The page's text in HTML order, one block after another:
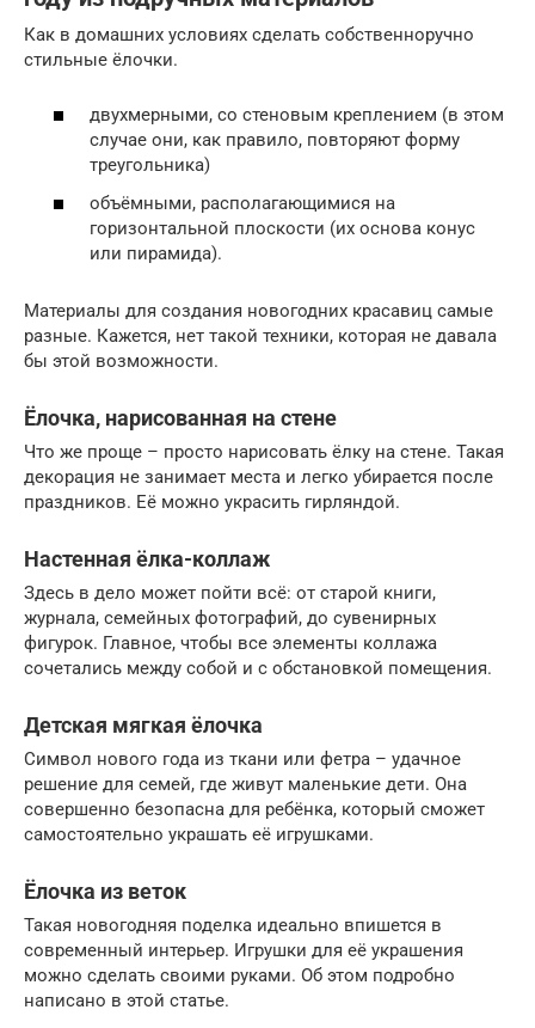
Как в домашних условиях сделать собственноручно
стильные ёлочки.
двухмерными, со стеновым креплением (в этом
случае они, как правило, повторяют форму
треугольника)
объёмными, располагающимися на
горизонтальной плоскости (их основа конус
или пирамида).
Материалы для создания новогодних красавиц самые
разные. Кажется, нет такой техники, которая не давала
бы этой возможности.
Ёлочка, нарисованная на стене
Что же проще – просто нарисовать ёлку на стене. Такая
декорация не занимает места и легко убирается после
праздников. Её можно украсить гирляндой.
Настенная ёлка-коллаж
Здесь в дело может пойти всё: от старой книги,
журнала, семейных фотографий, до сувенирных
фигурок. Главное, чтобы все элементы коллажа
сочетались между собой и с обстановкой помещения.
Детская мягкая ёлочка
Символ нового года из ткани или фетра – удачное
решение для семей, где живут маленькие дети. Она
совершенно безопасна для ребёнка, который сможет
самостоятельно украшать её игрушками.
Ёлочка из веток
Такая новогодняя поделка идеально впишется в
современный интерьер. Игрушки для её украшения
можно сделать своими руками. Об этом подробно
написано в этой статье.